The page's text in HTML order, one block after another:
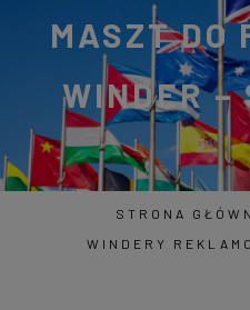
MASZT DO
WINDER –
STRONA
WINDERY